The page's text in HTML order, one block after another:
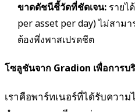
ขาดดัชนีชี้วัดที่ชัดเจน: รายไ
per asset per day) ไม่สาม
ต้องพึ่งพาสเปรดชีต
โซลูชันจาก Gradion เพื่อการบ
เราคือพาร์ทเนอร์ที่ได้รับควา